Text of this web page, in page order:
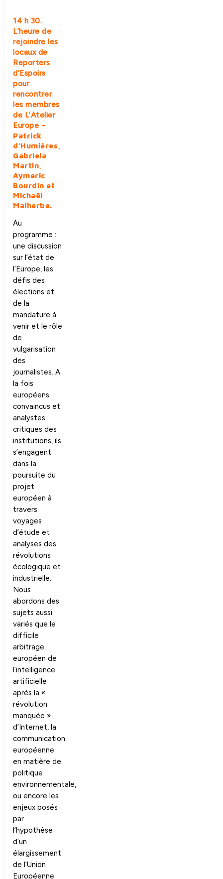
14 h 30.
L’heure de
rejoindre les
locaux de
Reporters
d’Espoirs
pour
rencontrer
les membres
de L’Atelier
Europe –
Patrick
d’Humières,
Gabriela
Martin,
Aymeric
Bourdin et
Michaël
Malherbe.
Au
programme :
une discussion
sur l’état de
l’Europe, les
défis des
élections et
de la
mandature à
venir et le rôle
de
vulgarisation
des
journalistes. A
la fois
européens
convaincus et
analystes
critiques des
institutions, ils
s’engagent
dans la
poursuite du
projet
européen à
travers
voyages
d’étude et
analyses des
révolutions
écologique et
industrielle.
Nous
abordons des
sujets aussi
variés que le
difficile
arbitrage
européen de
l’intelligence
artificielle
après la «
révolution
manquée »
d’Internet, la
communication
européenne
en matière de
politique
environnementale,
ou encore les
enjeux posés
par
l’hypothèse
d’un
élargissement
de l’Union
Européenne